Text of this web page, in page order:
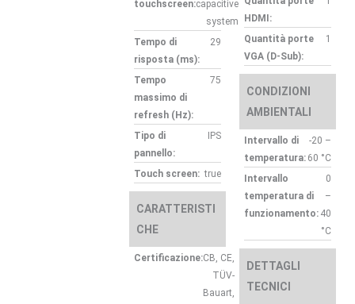
touchscreen:capacitive
system
Tempo di
risposta (ms):
29
Tempo
massimo di
refresh (Hz):
75
Tipo di
pannello:
IPS
Touch screen: true
CARATTERISTI
CHE
Certificazione:CB, CE,
TÜV-
Bauart,
HDMI:
Quantità porte
VGA (D-Sub):
1
CONDIZIONI
AMBIENTALI
Intervallo di
temperatura:
-20 –
60 °C
Intervallo
temperatura di
funzionamento:
0
–
40
°C
DETTAGLI
TECNICI